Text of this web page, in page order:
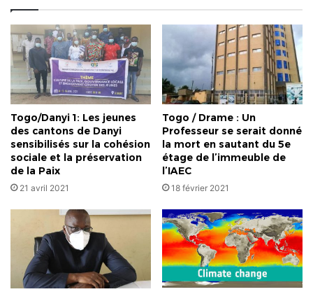
CEDEAO
Togo/Danyi 1: Les jeunes
des cantons de Danyi
sensibilisés sur la cohésion
sociale et la préservation
de la Paix
21 avril 2021
Togo / Drame : Un
Professeur se serait donné
la mort en sautant du 5e
étage de l’immeuble de
l’IAEC
18 février 2021